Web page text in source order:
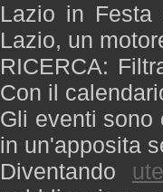
Lazio in
Lazio, un
RICERCA:
Con il
Gli eventi sono
in un'apposita
Diventando